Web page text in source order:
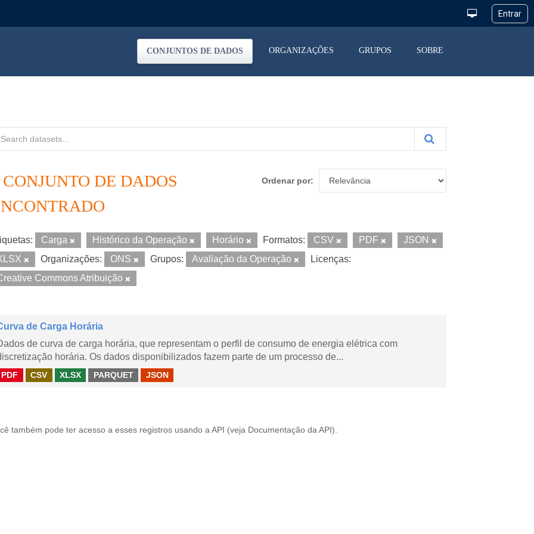
CONJUNTOS DE DADOS ORGANIZAÇÕES GRUPOS SOBRE
Ordenar por
CONJUNTO DE DADOS
Carga Histórico da Operação Horário Formatos: CSV PDF
JSON
Organizações: ONS Grupos: Avaliação da Operação
Licenças:
Commons Atribuição
de Carga Horária
de curva de carga horária, que representam o perfil de consumo de energia elétrica com
horária. Os dados disponibilizados fazem parte de um processo de...
PDF CSV XLSX PARQUET JSON
também pode ter acesso a esses registros usando a API (veja Documentação da API ).